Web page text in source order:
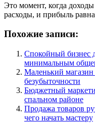
Это момент, когда
расходы, и прибыль
Похожие записи:
Спокойный бизнес
минимальным
Маленький
безубыточности
Бюджетный
спальном районе
Продажа товаров
чего начать мастеру